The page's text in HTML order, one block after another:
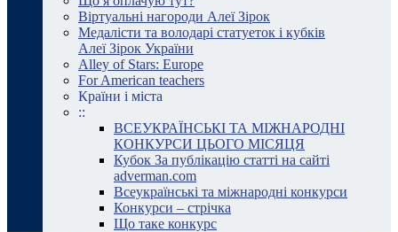
Віртуальні нагороди Алеї Зірок
Медалісти та володарі статуеток і кубків
Алеї Зірок України
Alley of Stars: Europe
For American teachers
Країни і міста
::
ВСЕУКРАЇНСЬКІ ТА МІЖНАРОДНІ
КОНКУРСИ ЦЬОГО МІСЯЦЯ
Кубок За публікацію статті на сайті
adverman.com
Всеукраїнські та міжнародні конкурси
Конкурси – стрічка
Що таке конкурс